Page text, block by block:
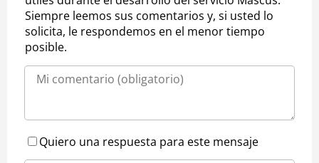
Siempre leemos sus comentarios y, si usted lo
solicita, le respondemos en el menor tiempo
posible.
Quiero una respuesta para este mensaje